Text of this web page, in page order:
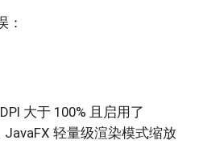
：
大于 100% 且启用了
轻量级渲染模式缩放